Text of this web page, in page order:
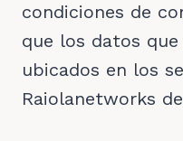
condiciones de
que los datos
ubicados en los
Raiolanetworks